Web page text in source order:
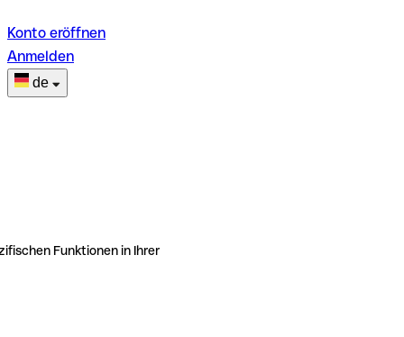
Konto eröffnen
Anmelden
de
Funktionen in Ihrer